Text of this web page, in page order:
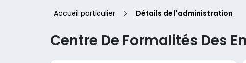
Accueil particulier Détails de l'administration
Centre De Formalités Des